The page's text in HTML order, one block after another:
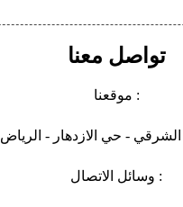
تواصل معنا
موقعنا :
- حي الازدهار - الرياض 12488
وسائل الاتصال :